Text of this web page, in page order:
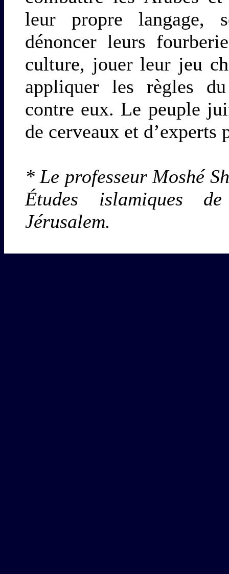
leur propre langage,
dénoncer leurs
culture, jouer leur jeu
appliquer les règles
contre eux. Le peuple
de cerveaux et
* Le professeur Moshé
Études islamiques
Jérusalem.